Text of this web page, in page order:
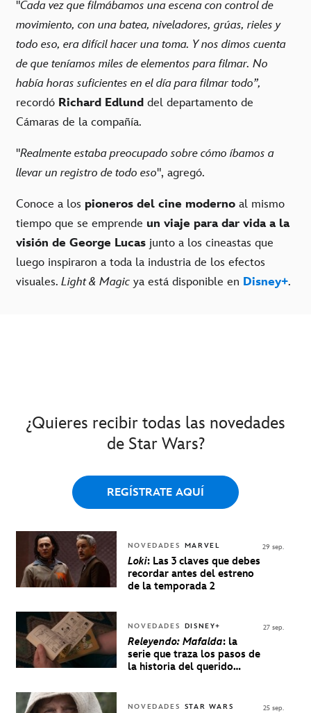
"Cada vez que filmábamos una escena con control de
movimiento, con una batea, niveladores, grúas, rieles y
todo eso, era difícil hacer una toma. Y nos dimos cuenta
de que teníamos miles de elementos para filmar. No
había horas suficientes en el día para filmar todo”,
recordó Richard Edlund del departamento de
Cámaras de la compañía.
"Realmente estaba preocupado sobre cómo íbamos a
llevar un registro de todo eso", agregó.
Conoce a los pioneros del cine moderno al mismo
tiempo que se emprende un viaje para dar vida a la
visión de George Lucas junto a los cineastas que
luego inspiraron a toda la industria de los efectos
visuales. Light & Magic ya está disponible en Disney+.
¿Quieres recibir todas las novedades
de Star Wars?
REGÍSTRATE AQUÍ
NOVEDADES MARVEL
Loki: Las 3 claves que debes
recordar antes del estreno
de la temporada 2
29 sep.
NOVEDADES DISNEY+
Releyendo: Mafalda: la
serie que traza los pasos de
la historia del querido
27 sep.
NOVEDADES STAR WARS 25 sep.